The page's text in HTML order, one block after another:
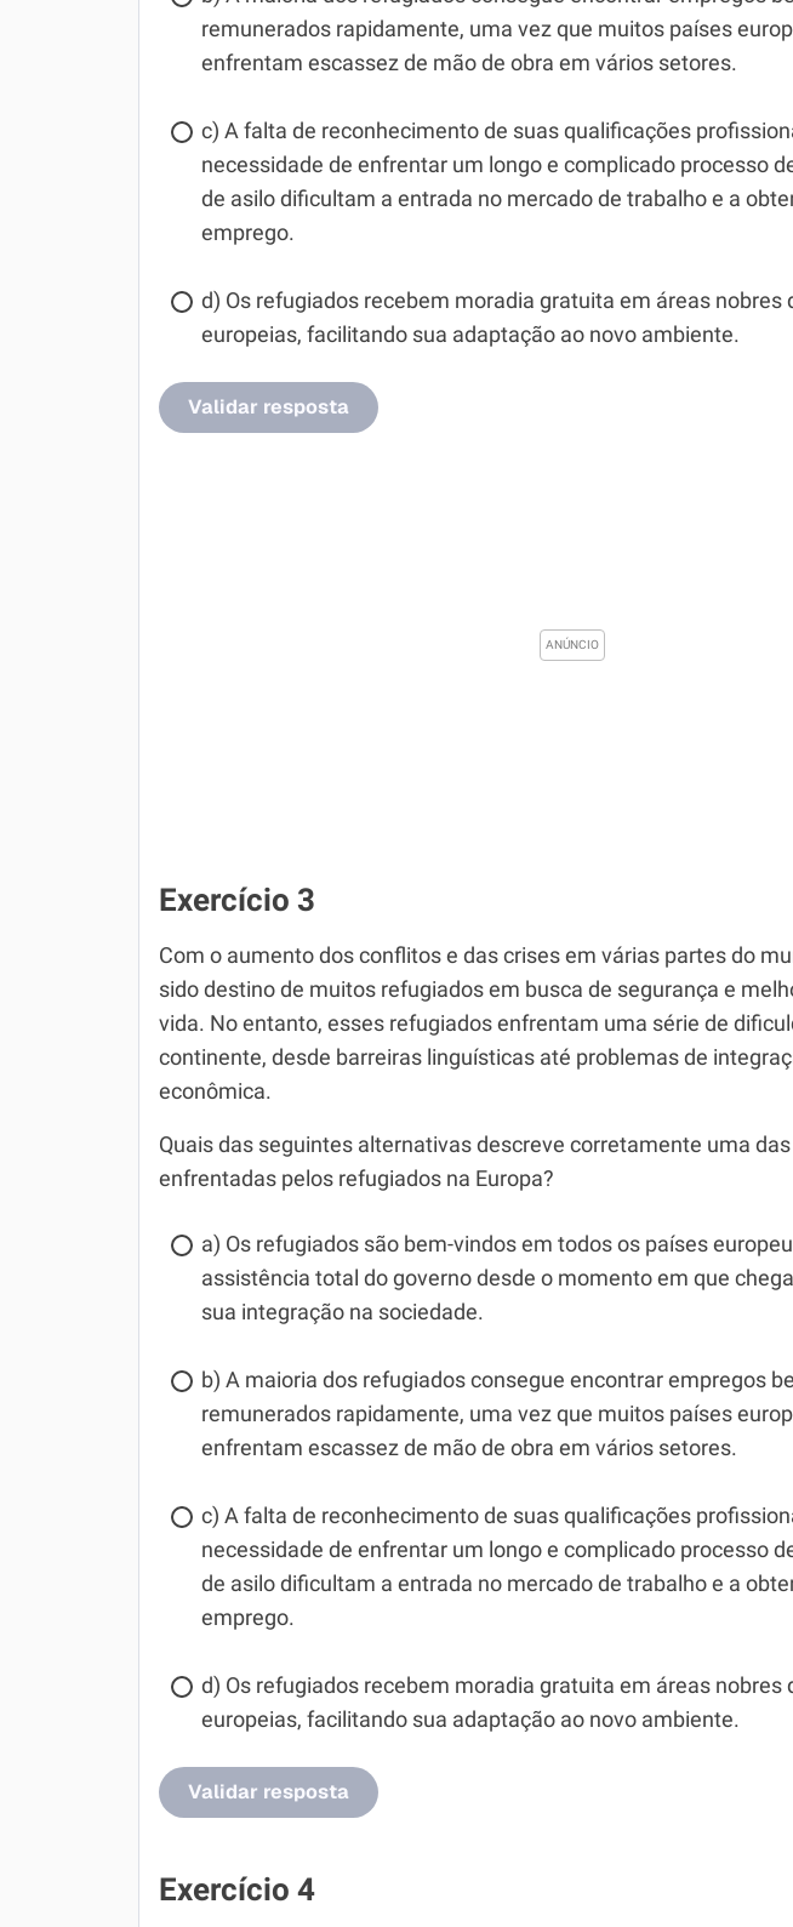
remunerados rapidamente, uma vez que muitos países
enfrentam escassez de mão de obra em vários setores.
c) A falta de reconhecimento de suas qualificações
necessidade de enfrentar um longo e complicado processo
de asilo dificultam a entrada no mercado de trabalho e a
emprego.
d) Os refugiados recebem moradia gratuita em áreas nobres
europeias, facilitando sua adaptação ao novo ambiente.
Validar resposta
Exercício 3
Com o aumento dos conflitos e das crises em várias partes do
sido destino de muitos refugiados em busca de segurança e
vida. No entanto, esses refugiados enfrentam uma série de
continente, desde barreiras linguísticas até problemas de
econômica.
Quais das seguintes alternativas descreve corretamente uma
enfrentadas pelos refugiados na Europa?
a) Os refugiados são bem-vindos em todos os países
assistência total do governo desde o momento em que
sua integração na sociedade.
b) A maioria dos refugiados consegue encontrar empregos
remunerados rapidamente, uma vez que muitos países
enfrentam escassez de mão de obra em vários setores.
c) A falta de reconhecimento de suas qualificações
necessidade de enfrentar um longo e complicado processo
de asilo dificultam a entrada no mercado de trabalho e a
emprego.
d) Os refugiados recebem moradia gratuita em áreas nobres
europeias, facilitando sua adaptação ao novo ambiente.
Validar resposta
Exercício 4